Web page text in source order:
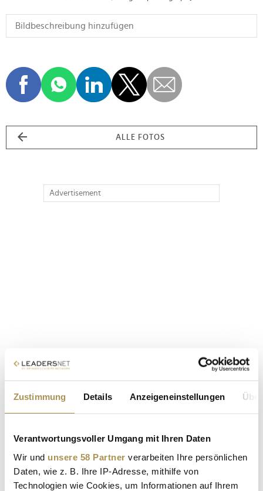
Zustimmung Details Anzeigeneinstellungen
Verantwortungsvoller Umgang mit Ihren Daten
Wir und unsere 58 Partner verarbeiten Ihre persönlichen
Daten, wie z. B. Ihre IP-Adresse, mithilfe von
Technologien wie Cookies, um Informationen auf Ihrem
ALLE FOTOS
Advertisement